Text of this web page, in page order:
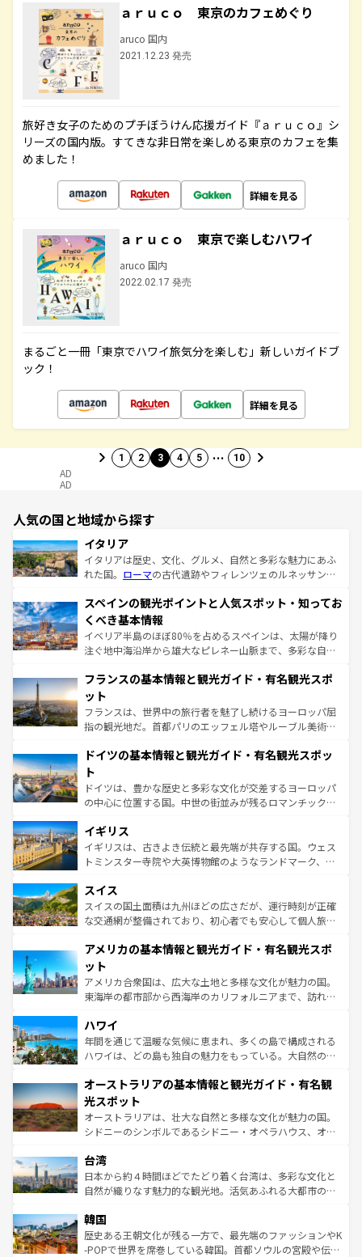
ａｒｕｃｏ 東京のカフェめぐり
aruco 国内
2021.12.23 発売
旅好き女子のためのプチぼうけん応援ガイド『ａｒｕｃｏ』シ
リーズの国内版。すてきな非日常を楽しめる東京のカフェを集
めました！
詳細を見る
ａｒｕｃｏ 東京で楽しむハワイ
aruco 国内
2022.02.17 発売
まるごと一冊「東京でハワイ旅気分を楽しむ」新しいガイドブ
ック！
詳細を見る
1 2 3 4 5 … 10
AD
AD
人気の国と地域から探す
イタリア
イタリアは歴史、文化、グルメ、自然と多彩な魅力にあふ
れた国。 ローマの古代遺跡やフィレンツェのルネッサンス
ろん、トスカーナの美しい田園風景やアマルフィ海岸の絶
景など、自然景観も見逃せない。観光の合間には、本場の
ピザやパスタなど、絶品のイタリア料理を堪能することも
できる。朝目覚めてから夜眠るまで、すべての瞬間を楽し
なお、新着のイタリア情報はコンテンツ一覧を参照してほ
しい。
スペインの観光ポイントと人気スポット・知ってお
くべき基本情報
イベリア半島のほぼ80％を占めるスペインは、太陽が降り
注ぐ地中海沿岸から雄大なピレネー山脈まで、多彩な自然
文化が根付くこの国では、情熱的なフラメンコ、熱気あふ
れる闘牛、そして美味しいタパスが生活の一部となってい
る。首都マドリードの洗練された雰囲気や、バルセロナの
アートに溢れた街角から、地方では古代ローマ遺跡や中世
せる。地方によって風土や気候が異なるスペインはその個
ンテンツ一覧 を参照してほしい。
フランスの基本情報と観光ガイド・有名観光スポ
ット
フランスは、世界中の旅行者を魅了し続けるヨーロッパ屈
指の観光地だ。首都パリのエッフェル塔やルーブル美術館
で、幅広い魅力が詰まっている。華麗な宮殿、歴史的な大
聖堂、美しいビーチ、そして豊かな自然が、訪れる者を心
から魅了する。また、フランスは美食の国としても知ら
れ、フランス料理はユネスコ無形文化遺産にも登録されて
香り高いラベンダー畑など、多彩な楽しみ方が可能だ。さ
らに、パリ以外の地域にも魅力が溢れており、どの街角に
も豊かな歴史と文化が息づいている。パリ以外の個性あふ
を参照してほしい。
ドイツの基本情報と観光ガイド・有名観光スポッ
ト
ドイツは、豊かな歴史と多彩な文化が交差するヨーロッパ
の中心に位置する国。中世の街並みが残るロマンチック街
顔を持つこの国は、どこを歩いても飽きることがない。ベ
ルリンの文化的活気、バイエルン州のアルプスの絶景、そ
してライン川沿いのワイン畑といった風景は必見。ビール
は、お酒好きな人にはぜひ体験してほしい。 なお、新着の
ドイツ情報はコンテンツ一覧を参照してほしい。
イギリス
イギリスは、古きよき伝統と最先端が共存する国。ウェス
トミンスター寺院や大英博物館のようなランドマーク、歴
リアごとに異なる魅力がある。また、優雅なアフタヌーン
ティー、ビール好きにはたまらない英国パブ、サッカー観
戦など、本場だからこそできる体験も豊富。イギリスを旅
ンツ一覧を参照してほしい。
スイス
スイスの国土面積は九州ほどの広さだが、運行時刻が正確
な交通網が整備されており、初心者でも安心して個人旅行
の建物がそのまま残る町や、スイスならではのユニークな
博物館もあり、アルプス観光だけでなく町歩きも満喫する
ことができる。国民の所得が高いため物価も高いが、旅行
者向けの交通パス提供のサービスもあり、うまく活用すれ
着のスイス情報は
アメリカの基本情報と観光ガイド・有名観光スポ
ット
アメリカ合衆国は、広大な土地と多様な文化が魅力の国。
東海岸の都市部から西海岸のカリフォルニアまで、訪れる
のような巨大都市は、観光、ショッピング、エンターテイ
ンメントが詰まった刺激的なスポットだ。一方、アメリカ
西部には大自然が広がり、グランドキャニオンやイエロー
部のニューオーリンズでは、音楽と美食が融合した独特の
文化が魅力。旅行者はアメリカの各地域で異なる魅力を楽
しみながら、その多様性と豊かな歴史を感じることができ
るだろう。車でのロードトリップや列車の旅も、アメリカ
情報は
ハワイ
年間を通じて温暖な気候に恵まれ、多くの島で構成される
ハワイは、どの島も独自の魅力をもっている。大自然の神
ワイ島は見逃せない。また、定番の観光地といえばオアフ
島だが、静かな自然を求めるならマウイ島やカウアイ島が
おすすめ。エメラルドグリーンに輝く海をはじめ、豊かな
文化や歴史が息づいている。「アロハスピリット」と呼ば
人々、おいしいローカルフードやハワイアンミュージッ
ク、伝統的なフラダンスなど、すべてがハワイの魅力を彩
っている。訪れるたびに新しい発見と感動が待っているハ
はコンテンツ一覧
オーストラリアの基本情報と観光ガイド・有名観
光スポット
オーストラリアは、壮大な自然と多様な文化が魅力の国。
シドニーのシンボルであるシドニー・オペラハウス、オー
リアリーフや大陸中央部にそびえるウルル（エアーズロッ
ク）、タスマニアの美しい原生林やケアンズの熱帯雨林な
ど、見どころがたくさん。また、カフェやワイン、オージ
いる。アクティビティも充実しており、サーフィンやダイ
ビング、ハイキングなど、アウトドア好きにはたまらな
い。オーストラリアの多彩な魅力を存分に味わいつくそ
台湾
日本から約４時間ほどでたどり着く台湾は、多彩な文化と
自然が織りなす魅力的な観光地。活気あふれる大都市の台
ン）、静ひつな山岳地帯である台湾東部など、都市の喧騒
と山間の静けさが共存しており、訪れる人に新しい発見と
驚きをもたらしてくれる。また、奥深い台湾の食文化も魅
韓国
歴史ある王朝文化が残る一方で、最先端のファッションやK
-POPで世界を席巻している韓国。首都ソウルの宮殿や伝統